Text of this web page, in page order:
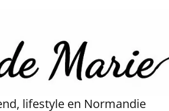
lifestyle en Normandie